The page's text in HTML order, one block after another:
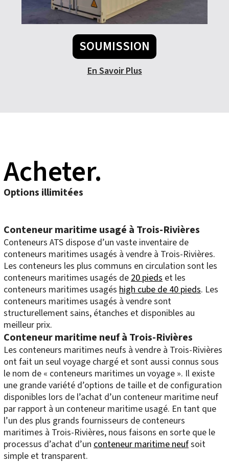
SOUMISSION
En Savoir Plus
Acheter.
Options illimitées
Conteneur maritime usagé à Trois-Rivières
Conteneurs ATS dispose d’un vaste inventaire de
conteneurs maritimes usagés à vendre à Trois-Rivières.
Les conteneurs les plus communs en circulation sont les
conteneurs maritimes usagés de 20 pieds et les
conteneurs maritimes usagés high cube de 40 pieds. Les
conteneurs maritimes usagés à vendre sont
structurellement sains, étanches et disponibles au
meilleur prix.
Conteneur maritime neuf à Trois-Rivières
Les conteneurs maritimes neufs à vendre à Trois-Rivières
ont fait un seul voyage chargé et sont aussi connus sous
le nom de « conteneurs maritimes un voyage ». Il existe
une grande variété d’options de taille et de configuration
disponibles lors de l’achat d’un conteneur maritime neuf
par rapport à un conteneur maritime usagé. En tant que
l’un des plus grands fournisseurs de conteneurs
maritimes à Trois-Rivières, nous faisons en sorte que le
processus d’achat d’un conteneur maritime neufsoit
simple et transparent.